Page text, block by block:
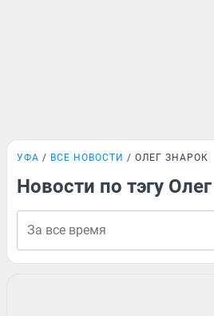
УФА ВСЕ НОВОСТИ ОЛЕГ ЗНАРОК
Новости по тэгу